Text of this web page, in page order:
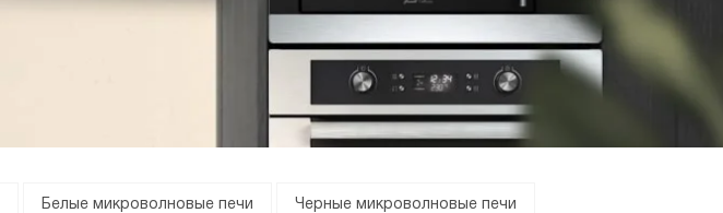
Белые микроволновые печи Черные микроволновые печи